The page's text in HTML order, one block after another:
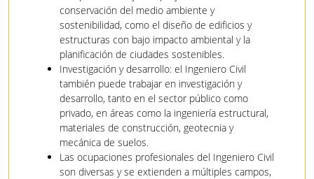
conservación del medio ambiente y
sostenibilidad, como el diseño de edificios y
estructuras con bajo impacto ambiental y la
planificación de ciudades sostenibles.
Investigación y desarrollo: el Ingeniero Civil
también puede trabajar en investigación y
desarrollo, tanto en el sector público como
privado, en áreas como la ingeniería estructural,
materiales de construcción, geotecnia y
mecánica de suelos.
Las ocupaciones profesionales del Ingeniero Civil
son diversas y se extienden a múltiples campos,